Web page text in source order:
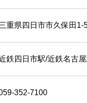
重県四日市市久保田1-
鉄四日市駅/近鉄名古
352-7100